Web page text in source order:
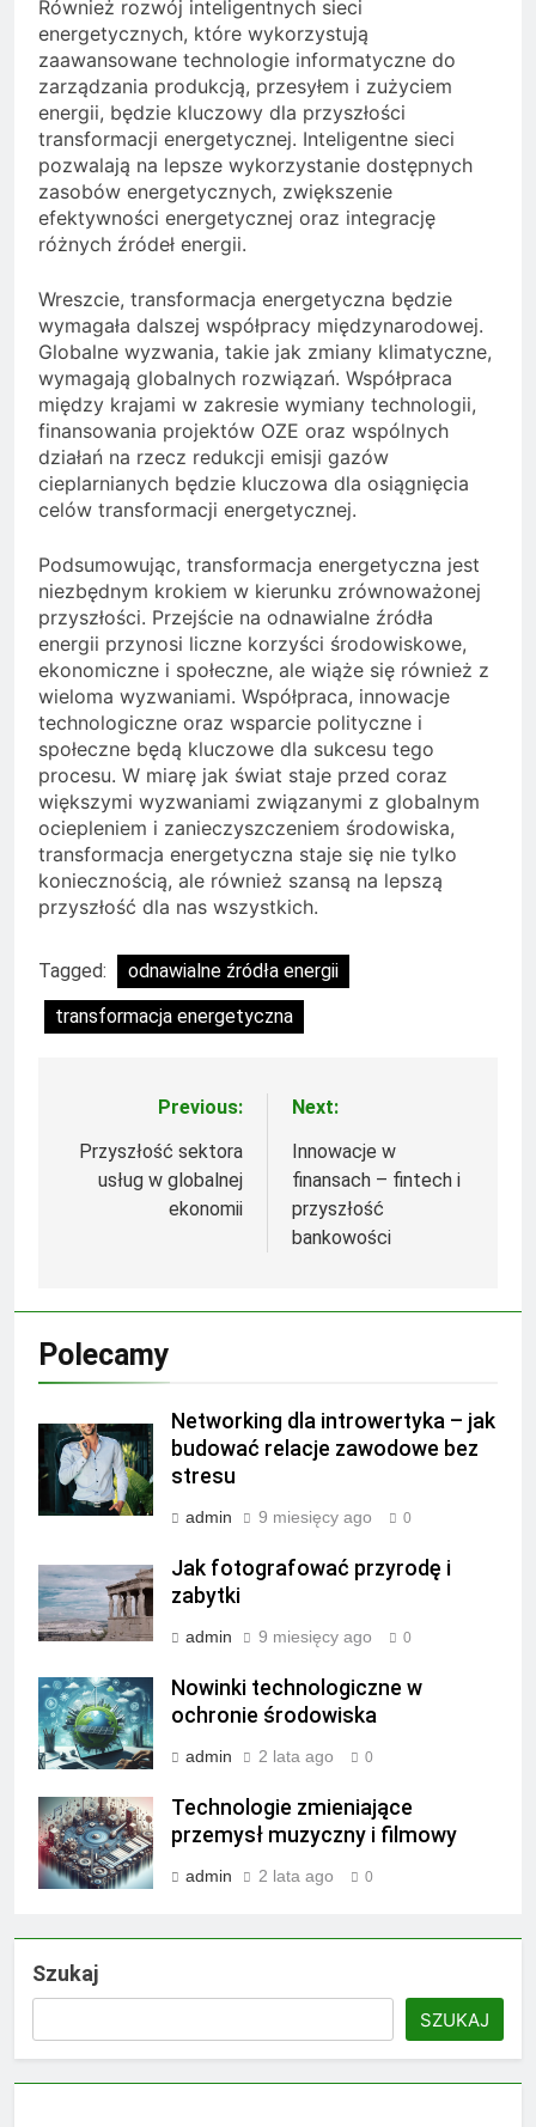
Również rozwój inteligentnych sieci
energetycznych, które wykorzystują
zaawansowane technologie informatyczne do
zarządzania produkcją, przesyłem i zużyciem
energii, będzie kluczowy dla przyszłości
transformacji energetycznej. Inteligentne sieci
pozwalają na lepsze wykorzystanie dostępnych
zasobów energetycznych, zwiększenie
efektywności energetycznej oraz integrację
różnych źródeł energii.
Wreszcie, transformacja energetyczna będzie
wymagała dalszej współpracy międzynarodowej.
Globalne wyzwania, takie jak zmiany klimatyczne,
wymagają globalnych rozwiązań. Współpraca
między krajami w zakresie wymiany technologii,
finansowania projektów OZE oraz wspólnych
działań na rzecz redukcji emisji gazów
cieplarnianych będzie kluczowa dla osiągnięcia
celów transformacji energetycznej.
Podsumowując, transformacja energetyczna jest
niezbędnym krokiem w kierunku zrównoważonej
przyszłości. Przejście na odnawialne źródła
energii przynosi liczne korzyści środowiskowe,
ekonomiczne i społeczne, ale wiąże się również z
wieloma wyzwaniami. Współpraca, innowacje
technologiczne oraz wsparcie polityczne i
społeczne będą kluczowe dla sukcesu tego
procesu. W miarę jak świat staje przed coraz
większymi wyzwaniami związanymi z globalnym
ociepleniem i zanieczyszczeniem środowiska,
transformacja energetyczna staje się nie tylko
koniecznością, ale również szansą na lepszą
przyszłość dla nas wszystkich.
Tagged:
odnawialne źródła energii
transformacja energetyczna
Nawigacja
wpisu
Previous:
Przyszłość sektora
usług w globalnej
ekonomii
Next:
Innowacje w
finansach – fintech i
przyszłość
bankowości
Polecamy
Networking dla introwertyka – jak
budować relacje zawodowe bez
stresu
admin 9 miesięcy ago 0
Jak fotografować przyrodę i
zabytki
admin 9 miesięcy ago 0
Nowinki technologiczne w
ochronie środowiska
admin 2 lata ago 0
Technologie zmieniające
przemysł muzyczny i filmowy
admin 2 lata ago 0
Szukaj
SZUKAJ